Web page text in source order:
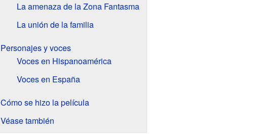
La amenaza de la Zona Fantasma
La unión de la familia
Personajes y voces
Voces en Hispanoamérica
Voces en España
Cómo se hizo la película
Véase también